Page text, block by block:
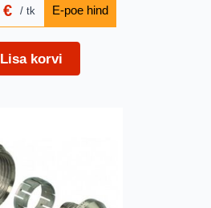
€ tk
Lisa korvi